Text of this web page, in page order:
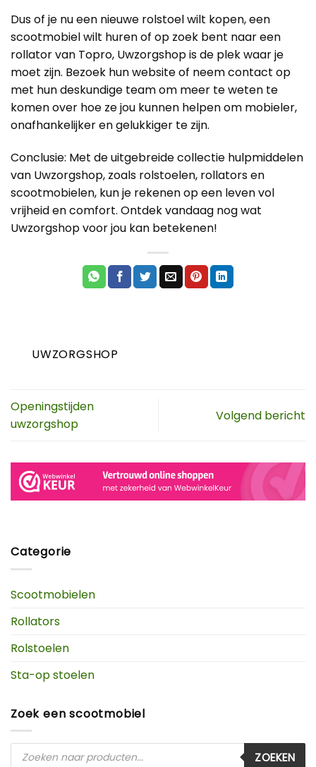
Dus of je nu een nieuwe rolstoel wilt kopen, een
scootmobiel wilt huren of op zoek bent naar een
rollator van Topro, Uwzorgshop is de plek waar je
moet zijn. Bezoek hun website of neem contact op
met hun deskundige team om meer te weten te
komen over hoe ze jou kunnen helpen om mobieler,
onafhankelijker en gelukkiger te zijn.
Conclusie: Met de uitgebreide collectie hulpmiddelen
van Uwzorgshop, zoals rolstoelen, rollators en
scootmobielen, kun je rekenen op een leven vol
vrijheid en comfort. Ontdek vandaag nog wat
Uwzorgshop voor jou kan betekenen!
UWZORGSHOP
Openingstijden
uwzorgshop
Volgend bericht
Categorie
Scootmobielen
Rollators
Rolstoelen
Sta-op stoelen
Zoek een scootmobiel
Producten
zoeken
ZOEKEN